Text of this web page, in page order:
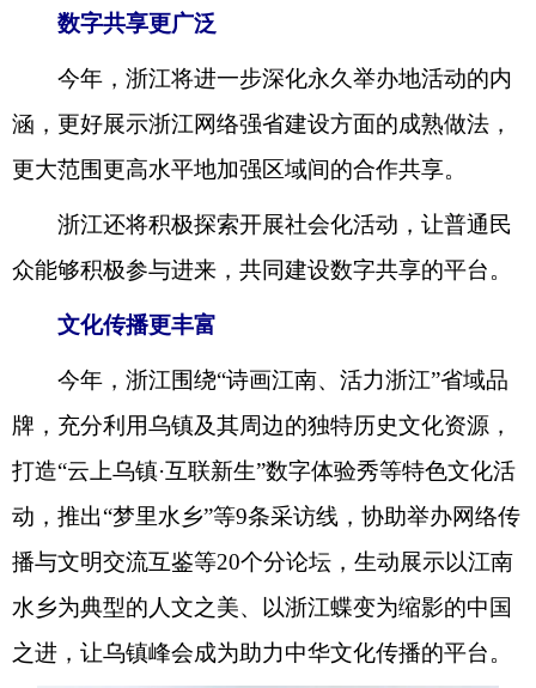
数字共享更广泛
今年，浙江将进一步深化永久举办地活动的内
涵，更好展示浙江网络强省建设方面的成熟做法，
更大范围更高水平地加强区域间的合作共享。
浙江还将积极探索开展社会化活动，让普通民
众能够积极参与进来，共同建设数字共享的平台。
文化传播更丰富
今年，浙江围绕“诗画江南、活力浙江”省域品
牌，充分利用乌镇及其周边的独特历史文化资源，
打造“云上乌镇·互联新生”数字体验秀等特色文化活
动，推出“梦里水乡”等9条采访线，协助举办网络传
播与文明交流互鉴等20个分论坛，生动展示以江南
水乡为典型的人文之美、以浙江蝶变为缩影的中国
之进，让乌镇峰会成为助力中华文化传播的平台。